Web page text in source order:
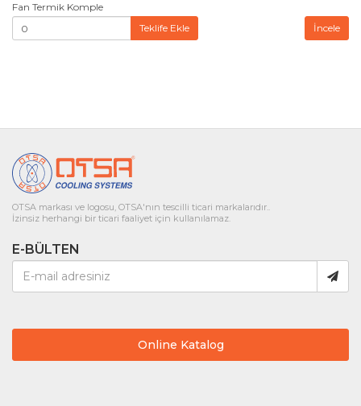
Fan Termik Komple
Teklife Ekle
İncele
OTSA markası ve logosu, OTSA'nın tescilli ticari markalarıdır..
İzinsiz herhangi bir ticari faaliyet için kullanılamaz.
E-BÜLTEN
Online Katalog